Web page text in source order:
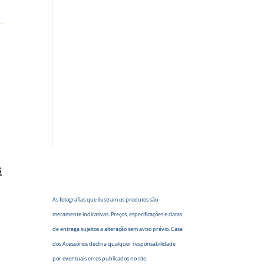
As fotografias que ilustram os produtos são
meramente indicativas. Preços, especificações e datas
de entrega sujeitos a alteração sem aviso prévio. Casa
dos Acessórios declina qualquer responsabilidade
por eventuais erros publicados no site.